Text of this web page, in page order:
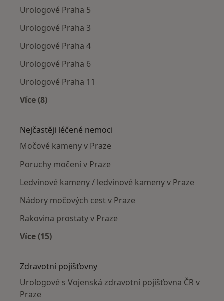
Urologové Praha 5
Urologové Praha 3
Urologové Praha 4
Urologové Praha 6
Urologové Praha 11
Více (8)
Nejčastěji léčené nemoci
Močové kameny v Praze
Poruchy močení v Praze
Ledvinové kameny / ledvinové kameny v Praze
Nádory močových cest v Praze
Rakovina prostaty v Praze
Více (15)
Zdravotní pojišťovny
Urologové s Vojenská zdravotní pojišťovna ČR v
Praze